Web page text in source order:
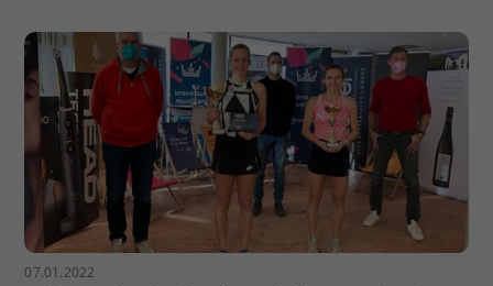
07.01.2022